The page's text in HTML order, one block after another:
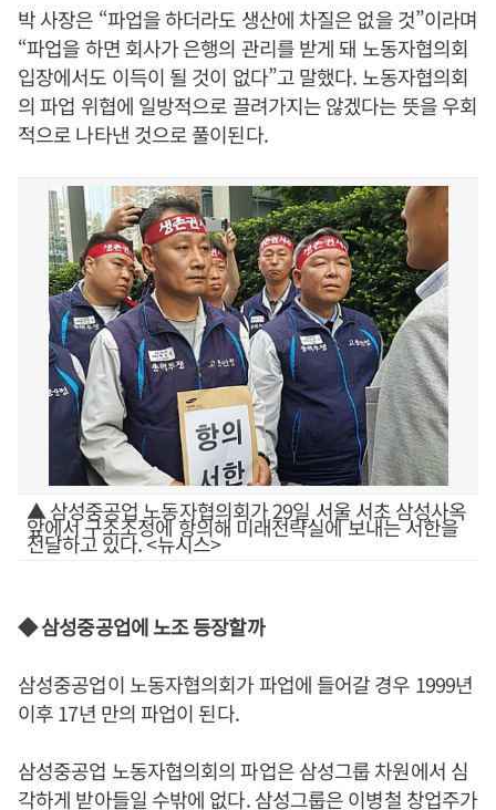
박 사장은 “파업을 하더라도 생산에 차질은 없을 것”이라며
“파업을 하면 회사가 은행의 관리를 받게 돼 노동자협의회
입장에서도 이득이 될 것이 없다”고 말했다. 노동자협의회
의 파업 위협에 일방적으로 끌려가지는 않겠다는 뜻을 우회
적으로 나타낸 것으로 풀이된다.
▲ 삼성중공업 노동자협의회가 29일 서울 서초 삼성사옥
앞에서 구조조정에 항의해 미래전략실에 보내는 서한을
전달하고 있다. <뉴시스>
◆ 삼성중공업에 노조 등장할까
삼성중공업이 노동자협의회가 파업에 들어갈 경우 1999년
이후 17년 만의 파업이 된다.
삼성중공업 노동자협의회의 파업은 삼성그룹 차원에서 심
각하게 받아들일 수밖에 없다. 삼성그룹은 이병철 창업주가